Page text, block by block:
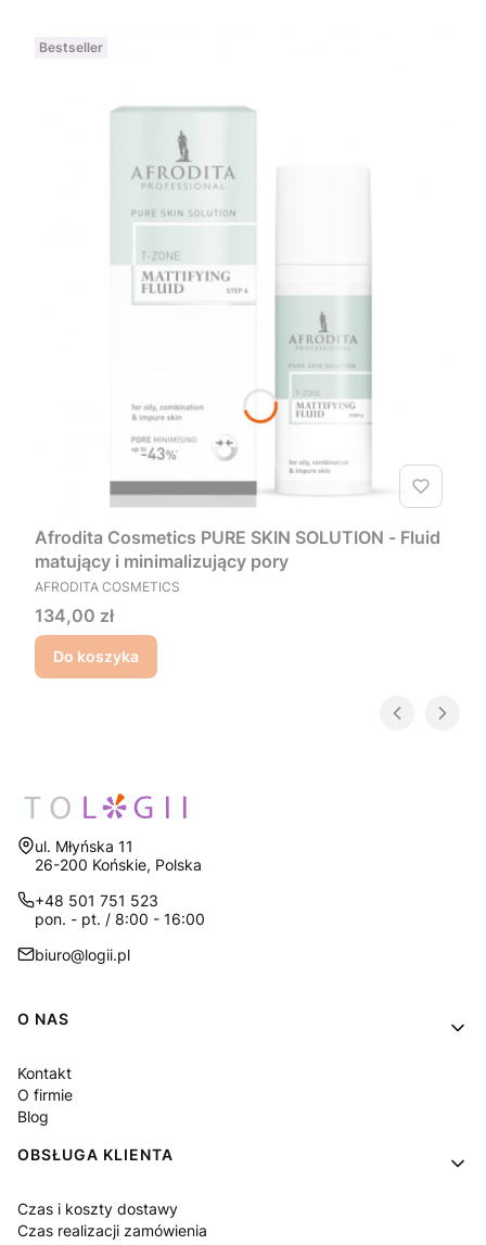
Bestseller
Afrodita Cosmetics PURE SKIN SOLUTION - Fluid
matujący i minimalizujący pory
PRODUCENT
AFRODITA COSMETICS
Cena
134,00 zł
Do koszyka
Adres:
ul. Młyńska 11
26-200 Końskie, Polska
+48 501 751 523
pon. - pt. / 8:00 - 16:00
biuro@logii.pl
Linki w stopce
O NAS
Kontakt
O firmie
Blog
OBSŁUGA KLIENTA
Czas i koszty dostawy
Czas realizacji zamówienia